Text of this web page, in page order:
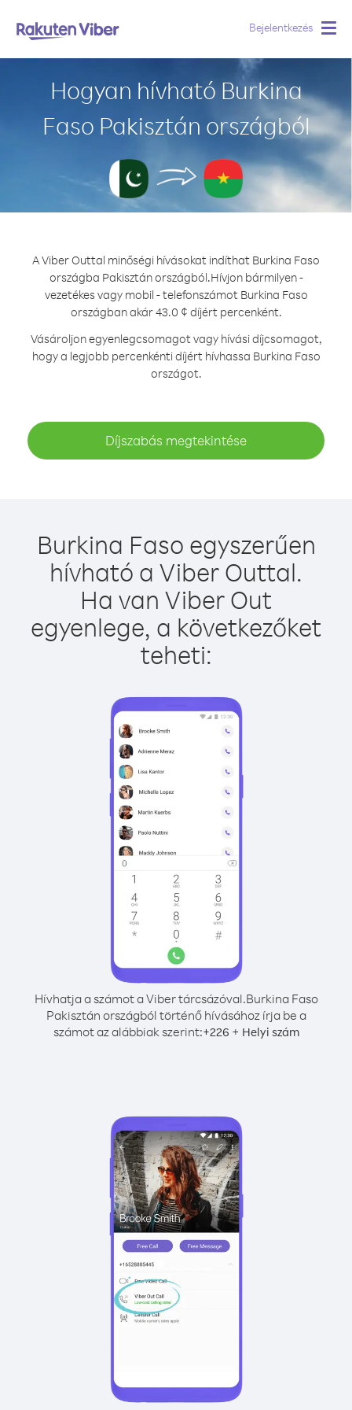
Bejelentkezés
Hogyan hívható Burkina
Faso Pakisztán országból
A Viber Outtal minőségi hívásokat indíthat Burkina Faso
országba Pakisztán országból.Hívjon bármilyen -
vezetékes vagy mobil - telefonszámot Burkina Faso
országban akár 43.0 ¢ díjért percenként.
Vásároljon egyenlegcsomagot vagy hívási díjcsomagot,
hogy a legjobb percenkénti díjért hívhassa Burkina Faso
országot.
Díjszabás megtekintése
Burkina Faso egyszerűen
hívható a Viber Outtal.
Ha van Viber Out
egyenlege, a következőket
teheti:
Hívhatja a számot a Viber tárcsázóval.Burkina Faso
Pakisztán országból történő hívásához írja be a
számot az alábbiak szerint:+226 + Helyi szám